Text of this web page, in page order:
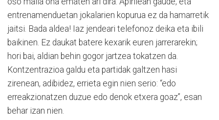
entrenamenduetan jokalarien kopurua ez da hamarretik
jaitsi. Bada aldea! Iaz jendeari telefonoz deika eta ibili
baikinen. Ez daukat batere kexarik euren jarrerarekin;
hori bai, aldian behin gogor jartzea tokatzen da.
Kontzentrazioa galdu eta partidak galtzen hasi
zirenean, adibidez, errieta egin nien serio: “edo
erreakzionatzen duzue edo denok etxera goaz”, esan
behar izan nien.